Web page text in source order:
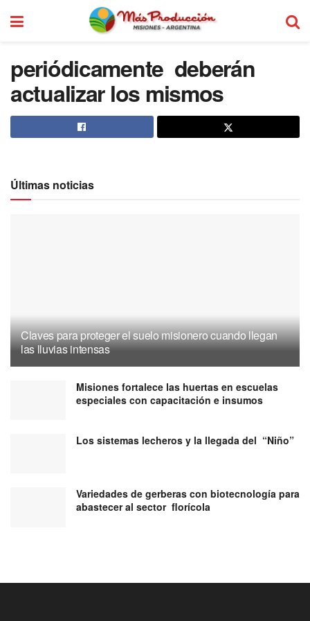
periódicamente deberán
actualizar los mismos
Últimas noticias
Claves para proteger el suelo misionero cuando llegan
las lluvias intensas
Misiones fortalece las huertas en escuelas
especiales con capacitación e insumos
Los sistemas lecheros y la llegada del “Niño”
Variedades de gerberas con biotecnología para
abastecer al sector florícola